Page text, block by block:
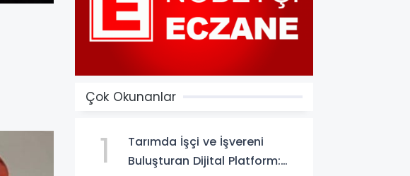
Çok Okunanlar
1
Tarımda İşçi ve İşvereni
Buluşturan Dijital Platform: